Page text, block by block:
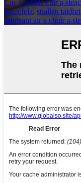
Cnc Carbide cuir a-
sneachda, stiallan
saimeant air a chuir a-